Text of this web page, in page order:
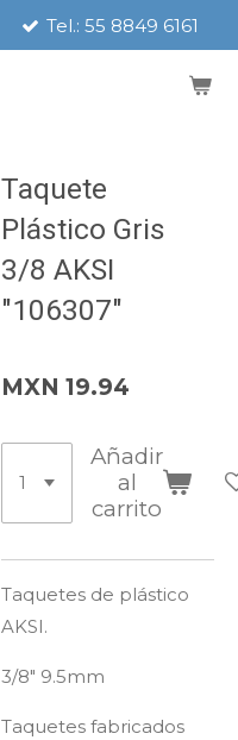
Tel.: 55 8849 6161
Taquete
Plástico Gris
3/8 AKSI
"106307"
MXN 19.94
Añadir
al
carrito
Taquetes de plástico
AKSI.
3/8" 9.5mm
Taquetes fabricados